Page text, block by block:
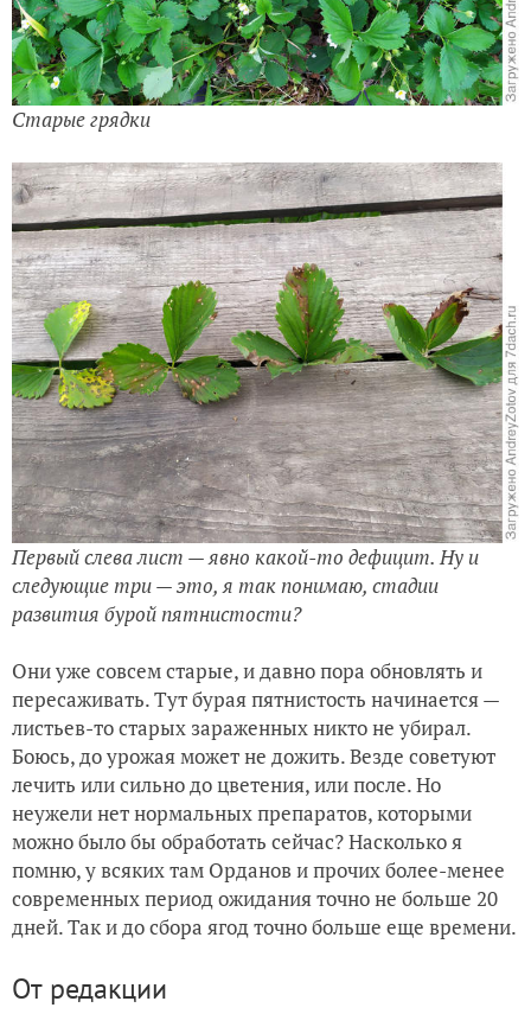
Старые грядки
Первый слева лист — явно какой-то дефицит. Ну и
следующие три — это, я так понимаю, стадии
развития бурой пятнистости?
Они уже совсем старые, и давно пора обновлять и
пересаживать. Тут бурая пятнистость начинается —
листьев-то старых зараженных никто не убирал.
Боюсь, до урожая может не дожить. Везде советуют
лечить или сильно до цветения, или после. Но
неужели нет нормальных препаратов, которыми
можно было бы обработать сейчас? Насколько я
помню, у всяких там Орданов и прочих более-менее
современных период ожидания точно не больше 20
дней. Так и до сбора ягод точно больше еще времени.
От редакции